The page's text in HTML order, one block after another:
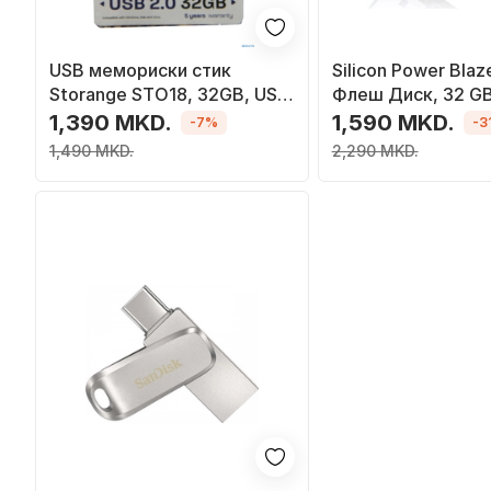
USB мемориски стик
Storange STO18, 32GB, USB
2.0, сива
1,390 MKD.
1,490 MKD.
-7%
Silicon Power
Флеш Диск, 32
1,590 MKD.
2,290 MKD.
-